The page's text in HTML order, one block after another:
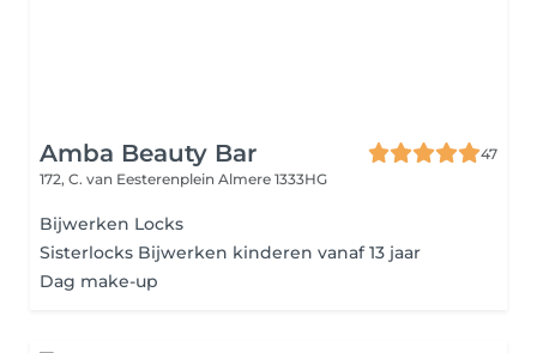
Amba Beauty Bar
47
172, C. van Eesterenplein Almere 1333HG
Bijwerken Locks
Sisterlocks Bijwerken kinderen vanaf 13 jaar
Dag make-up